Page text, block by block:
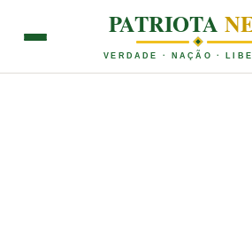
PATRIOTA
VERDADE · NAÇÃO ·